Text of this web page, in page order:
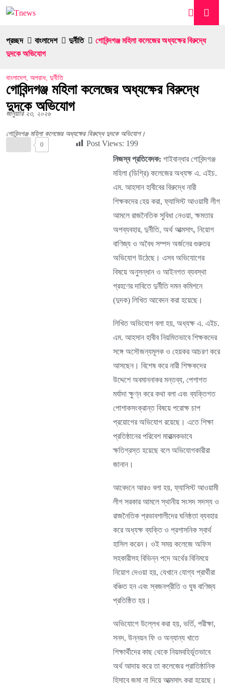
প্রচ্ছদ বাংলাদেশ দুর্নীতি
গোবিন্দগঞ্জ মহিলা কলেজের অধ্যক্ষের বিরুদ্ধে
দুদকে অভিযোগ
বাংলাদেশ, অপরাধ, দুর্নীতি
গোবিন্দগঞ্জ মহিলা কলেজের অধ্যক্ষের বিরুদ্ধে
দুদকে অভিযোগ
জানুয়ারি ২৩, ২০২৬
গোবিন্দগঞ্জ মহিলা কলেজের অধ্যক্ষের বিরুদ্ধে দুদকে অভিযোগ।
0 Post Views: 199
নিজস্ব প্রতিবেদক: গাইবান্ধার গোবিন্দগঞ্জ
মহিলা (ডিগ্রি) কলেজের অধ্যক্ষ এ. এইচ.
এম. আহসান হাবীবের বিরুদ্ধে নারী
শিক্ষকদের হেয় করা, ফ্যাসিস্ট আওয়ামী লীগ
আমলে রাজনৈতিক সুবিধা নেওয়া, ক্ষমতার
অপব্যবহার, দুর্নীতি, অর্থ আত্মসাৎ, নিয়োগ
বাণিজ্য ও অবৈধ সম্পদ অর্জনের গুরুতর
অভিযোগ উঠেছে। এসব অভিযোগের
বিষয়ে অনুসন্ধান ও আইনগত ব্যবস্থা
গ্রহণের দাবিতে দুর্নীতি দমন কমিশনে
(দুদক) লিখিত আবেদন করা হয়েছে।
লিখিত অভিযোগ বলা হয়, অধ্যক্ষ এ. এইচ.
এম. আহসান হাবীব নিয়মিতভাবে শিক্ষকদের
সঙ্গে অসৌজন্যমূলক ও হেয়কর আচরণ করে
আসছেন। বিশেষ করে নারী শিক্ষকদের
উদ্দেশে অবমাননাকর মন্তব্য, পেশাগত
মর্যাদা ক্ষুণ্ন করে কথা বলা এবং ব্যক্তিগত
পোশাকসংক্রান্ত বিষয়ে পরোক্ষ চাপ
প্রয়োগের অভিযোগ রয়েছে। এতে শিক্ষা
প্রতিষ্ঠানের পরিবেশ মারাত্মকভাবে
ক্ষতিগ্রস্ত হয়েছে বলে অভিযোগকারীরা
জানান।
আবেদনে আরও বলা হয়, ফ্যাসিস্ট আওয়ামী
লীগ সরকার আমলে স্থানীয় সংসদ সদস্য ও
রাজনৈতিক প্রভাবশালীদের ঘনিষ্ঠতা ব্যবহার
করে অধ্যক্ষ ব্যক্তি ও প্রশাসনিক স্বার্থ
হাসিল করেন। ওই সময় কলেজে অফিস
সহকারীসহ বিভিন্ন পদে অর্থের বিনিময়ে
নিয়োগ দেওয়া হয়, যেখানে যোগ্য প্রার্থীরা
বঞ্চিত হন এবং স্বজনপ্রীতি ও ঘুষ বাণিজ্য
প্রতিষ্ঠিত হয়।
অভিযোগে উল্লেখ করা হয়, ভর্তি, পরীক্ষা,
সনদ, উন্নয়ন ফি ও অন্যান্য খাতে
শিক্ষার্থীদের কাছ থেকে নিয়মবহির্ভূতভাবে
অর্থ আদায় করে তা কলেজের প্রাতিষ্ঠানিক
হিসাবে জমা না দিয়ে আত্মসাৎ করা হয়েছে।